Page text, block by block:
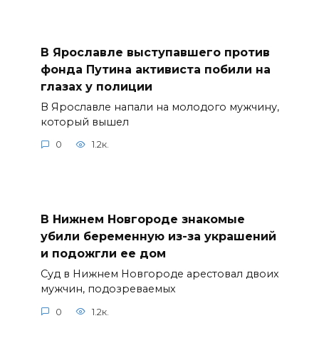
В Ярославле выступавшего против
фонда Путина активиста побили на
глазах у полиции
В Ярославле напали на молодого мужчину,
который вышел
0 1.2к.
В Нижнем Новгороде знакомые
убили беременную из-за украшений
и подожгли ее дом
Суд в Нижнем Новгороде арестовал двоих
мужчин, подозреваемых
0 1.2к.